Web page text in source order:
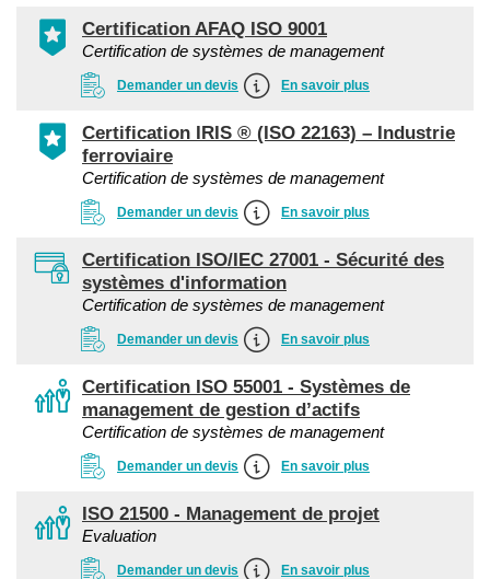
Certification AFAQ ISO 9001
Certification de systèmes de management
Demander un devis En savoir plus
Certification IRIS ® (ISO 22163) – Industrie
ferroviaire
Certification de systèmes de management
Demander un devis En savoir plus
Certification ISO/IEC 27001 - Sécurité des
systèmes d'information
Certification de systèmes de management
Demander un devis En savoir plus
Certification ISO 55001 - Systèmes de
management de gestion d’actifs
Certification de systèmes de management
Demander un devis En savoir plus
ISO 21500 - Management de projet
Evaluation
Demander un devis En savoir plus